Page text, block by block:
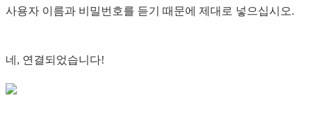
사용자 이름과 비밀번호를 듣기 때문에 제대로 넣으십시오.
네, 연결되었습니다!